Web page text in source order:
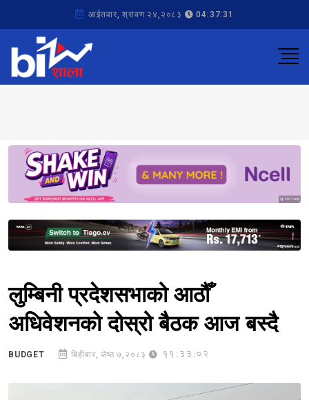
आईतवार, श्रावण २४,२०८३ 04:37:31
Sponsored
Sponsored
लुम्बिनी प्रदेशसभाको आठौँ
अधिवेशनको दोस्रो बैठक आज बस्दै
BUDGET बिहीबार, जेष्ठ ७,२०८३ 11:33:02